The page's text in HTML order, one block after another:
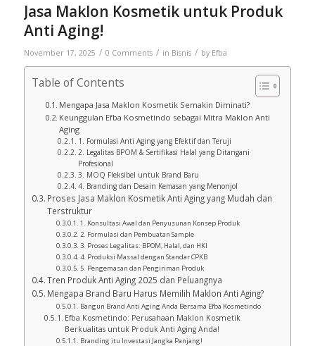
Jasa Maklon Kosmetik untuk Produk
Anti Aging!
November 17, 2025 / 0 Comments / in Bisnis / by Efba
Table of Contents
Mengapa Jasa Maklon Kosmetik Semakin Diminati?
Keunggulan Efba Kosmetindo sebagai Mitra Maklon Anti
Aging
1. Formulasi Anti Aging yang Efektif dan Teruji
2. Legalitas BPOM & Sertifikasi Halal yang Ditangani
Profesional
3. MOQ Fleksibel untuk Brand Baru
4. Branding dan Desain Kemasan yang Menonjol
Proses Jasa Maklon Kosmetik Anti Aging yang Mudah dan
Terstruktur
1. Konsultasi Awal dan Penyusunan Konsep Produk
2. Formulasi dan Pembuatan Sample
3. Proses Legalitas: BPOM, Halal, dan HKI
4. Produksi Massal dengan Standar CPKB
5. Pengemasan dan Pengiriman Produk
Tren Produk Anti Aging 2025 dan Peluangnya
Mengapa Brand Baru Harus Memilih Maklon Anti Aging?
Bangun Brand Anti Aging Anda Bersama Efba Kosmetindo
Efba Kosmetindo: Perusahaan Maklon Kosmetik
Berkualitas untuk Produk Anti Aging Anda!
Branding itu Investasi Jangka Panjang!